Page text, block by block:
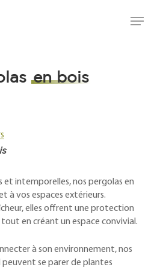
Menu
en bois
et intemporelles, nos pergolas en
à vos espaces extérieurs.
elles offrent une protection
en créant un espace convivial.
à son environnement, nos
se parer de plantes